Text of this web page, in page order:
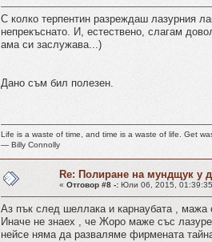
С колко терпентин разреждаш лазурния
непрекъснато. И, естествено, слагам
ама си заслужава...)
Дано съм бил полезен.
Life is a waste of time, and time is a waste of life. Get
― Billy Connolly
Re: Полиране на мундщук у
« Отговор #8 -: Юли 06, 2015,
Аз пък след шеллака и карнаубата ,
Иначе не знаех , че Жоро маже със
нейсе няма да разваляме фирмената